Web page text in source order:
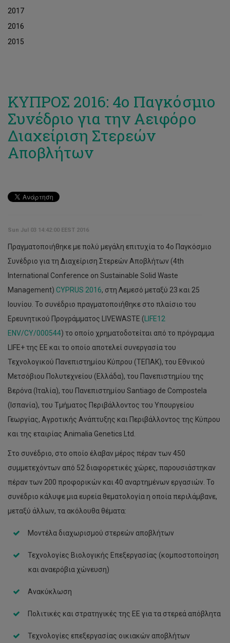
2017
2016
2015
ΚΥΠΡΟΣ 2016: 4ο Παγκόσμιο
Συνέδριο για την Αειφόρο
Διαχείριση Στερεών
Αποβλήτων
Sun Jul 03 14:42:00 EEST 2016
Πραγματοποιήθηκε με πολύ μεγάλη επιτυχία το 4ο Παγκόσμιο
Συνέδριο για τη Διαχείριση Στερεών Αποβλήτων (4th
International Conference on Sustainable Solid Waste
Management) CYPRUS 2016, στη Λεμεσό μεταξύ 23 και 25
Ιουνίου. Το συνέδριο πραγματοποιήθηκε στο πλαίσιο του
Ερευνητικού Προγράμματος LIVEWASTE ( LIFE12
ENV/CY/000544) το οποίο χρηματοδοτείται από το πρόγραμμα
LIFE+ της ΕΕ και το οποίο αποτελεί συνεργασία του
Τεχνολογικού Πανεπιστημίου Κύπρου (ΤΕΠΑΚ), του Εθνικού
Μετσόβιου Πολυτεχνείου (Ελλάδα), του Πανεπιστημίου της
Βερόνα (Ιταλία), του Πανεπιστημίου Santiago de Compostela
(Ισπανία), του Τμήματος Περιβάλλοντος του Υπουργείου
Γεωργίας, Αγροτικής Ανάπτυξης και Περιβάλλοντος της Κύπρου
και της εταιρίας Animalia Genetics Ltd.
Στο συνέδριο, στο οποίο έλαβαν μέρος πέραν των 450
συμμετεχόντων από 52 διαφορετικές χώρες, παρουσιάστηκαν
πέραν των 200 προφορικών και 40 αναρτημένων εργασιών. Το
συνέδριο κάλυψε μια ευρεία θεματολογία η οποία περιλάμβανε,
μεταξύ άλλων, τα ακόλουθα θέματα:
Μοντέλα διαχωρισμού στερεών αποβλήτων
Τεχνολογίες Βιολογικής Επεξεργασίας (κομποστοποίηση
και αναερόβια χώνευση)
Ανακύκλωση
Πολιτικές και στρατηγικές της ΕΕ για τα στερεά απόβλητα
Τεχνολογίες επεξεργασίας οικιακών αποβλήτων